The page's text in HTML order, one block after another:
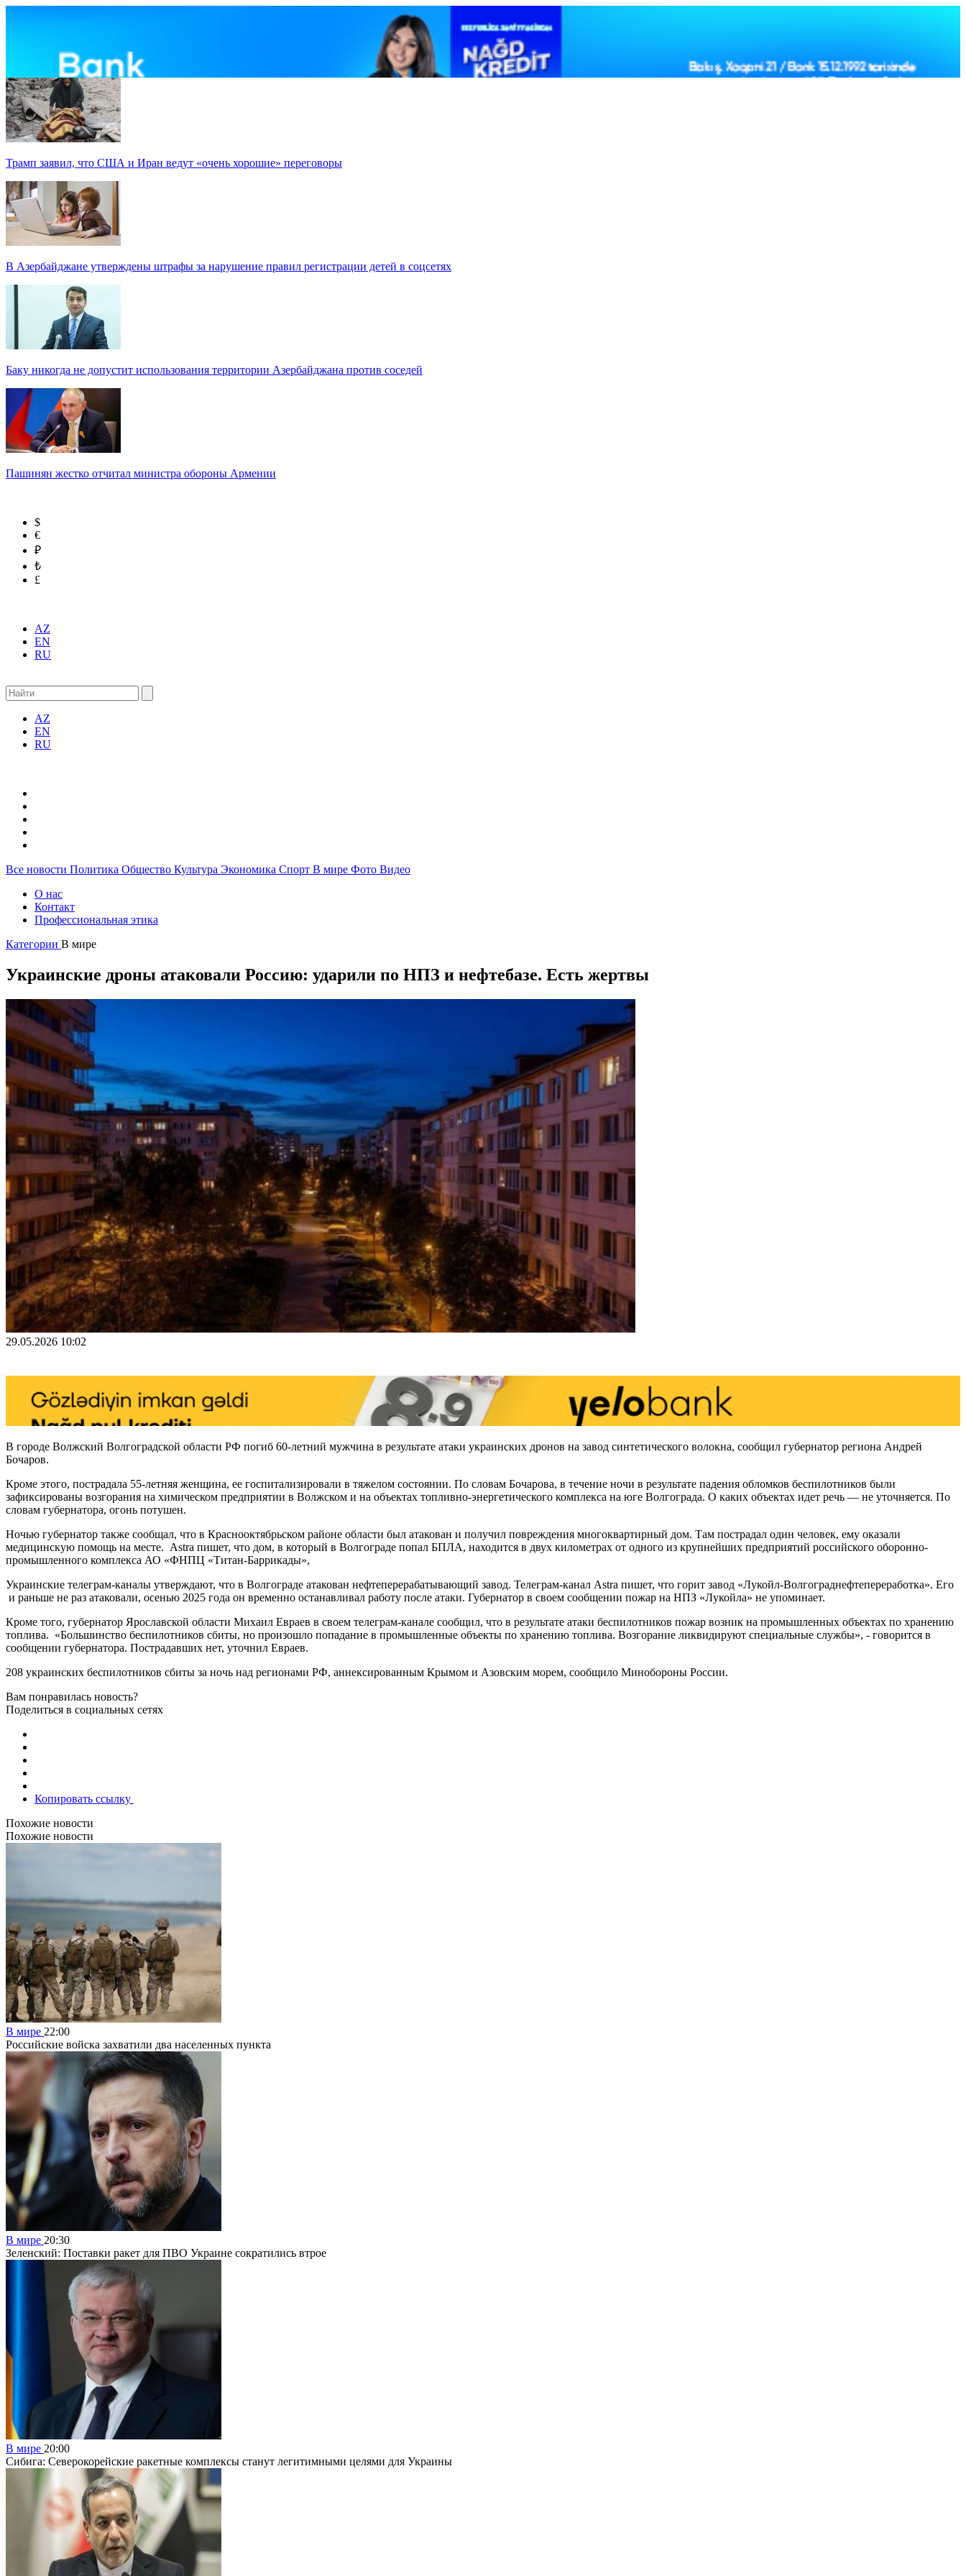
Трамп заявил, что США и Иран ведут «очень хорошие» переговоры
В Азербайджане утверждены штрафы за нарушение правил регистрации детей в соцсетях
Баку никогда не допустит использования территории Азербайджана против соседей
Пашинян жестко отчитал министра обороны Армении
$
€
₽
₺
£
AZ
EN
RU
AZ
EN
RU
Все новости Политика Общество Культура Экономика Спорт В мире Фото Видео
О нас
Контакт
Профессиональная этика
Категории В мире
Украинские дроны атаковали Россию: ударили по НПЗ и нефтебазе. Есть жертвы
29.05.2026 10:02
В городе Волжский Волгоградской области РФ погиб 60-летний мужчина в результате атаки украинских дронов на завод синтетического волокна, сообщил губернатор региона Андрей
Бочаров.
Кроме этого, пострадала 55-летняя женщина, ее госпитализировали в тяжелом состоянии. По словам Бочарова, в течение ночи в результате падения обломков беспилотников были
зафиксированы возгорания на химическом предприятии в Волжском и на объектах топливно-энергетического комплекса на юге Волгограда. О каких объектах идет речь — не уточняется. По
словам губернатора, огонь потушен.
Ночью губернатор также сообщал, что в Краснооктябрьском районе области был атакован и получил повреждения многоквартирный дом. Там пострадал один человек, ему оказали
медицинскую помощь на месте. Astra пишет, что дом, в который в Волгограде попал БПЛА, находится в двух километрах от одного из крупнейших предприятий российского оборонно-
промышленного комплекса АО «ФНПЦ «Титан-Баррикады»,
Украинские телеграм-каналы утверждают, что в Волгограде атакован нефтеперерабатывающий завод. Телеграм-канал Astra пишет, что горит завод «Лукойл-Волгограднефтепереработка». Его
и раньше не раз атаковали, осенью 2025 года он временно останавливал работу после атаки. Губернатор в своем сообщении пожар на НПЗ «Лукойла» не упоминает.
Кроме того, губернатор ‌Ярославской области Михаил Евраев в своем телеграм-канале сообщил, что в ‌результате атаки беспилотников пожар ‌возник на промышленных объектах по хранению
топлива. «Большинство беспилотников ‌сбиты, но произошло попадание в промышленные объекты по хранению топлива. Возгорание ⁠ликвидируют специальные службы», - ‌говорится в
‌сообщении губернатора. Пострадавших нет, уточнил ‌Евраев.
208 украинских беспилотников сбиты за ночь над регионами РФ, аннексированным Крымом и Азовским морем, сообщило Минобороны России.
Вам понравилась новость?
Поделиться в социальных сетях
Копировать ссылку
Похожие новости
Похожие новости
В мире 22:00
Российские войска захватили два населенных пункта
В мире 20:30
Зеленский: Поставки ракет для ПВО Украине сократились втрое
В мире 20:00
Сибига: Северокорейские ракетные комплексы станут легитимными целями для Украины